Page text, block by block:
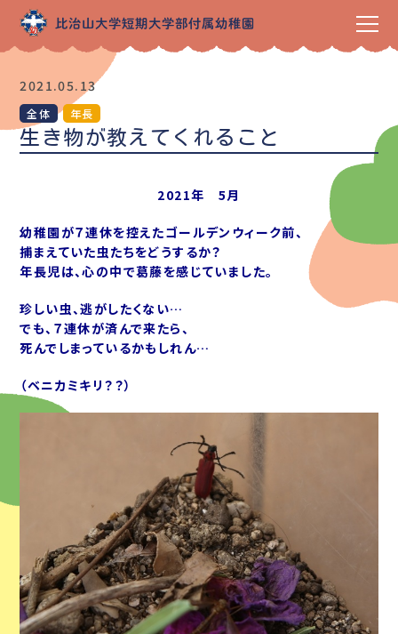
2021.05.13
全体 年長
生き物が教えてくれること
2021年 5月
幼稚園が７連休を控えたゴールデンウィーク前、
捕まえていた虫たちをどうするか？
年長児は、心の中で葛藤を感じていました。
珍しい虫、逃がしたくない…
でも、７連休が済んで来たら、
死んでしまっているかもしれん…
（ベニカミキリ？？）